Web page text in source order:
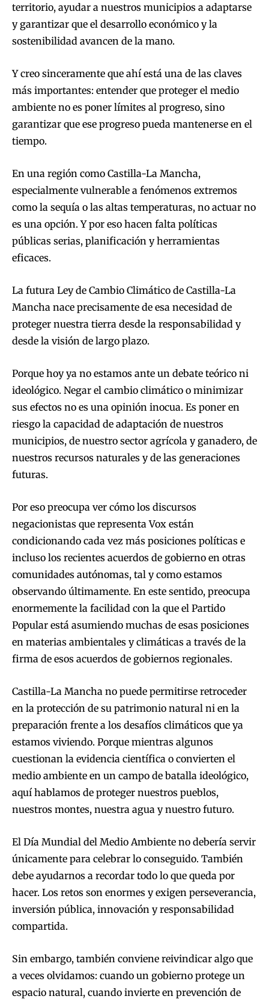
territorio, ayudar a nuestros municipios a adaptarse
y garantizar que el desarrollo económico y la
sostenibilidad avancen de la mano.
Y creo sinceramente que ahí está una de las claves
más importantes: entender que proteger el medio
ambiente no es poner límites al progreso, sino
garantizar que ese progreso pueda mantenerse en el
tiempo.
En una región como Castilla-La Mancha,
especialmente vulnerable a fenómenos extremos
como la sequía o las altas temperaturas, no actuar no
es una opción. Y por eso hacen falta políticas
públicas serias, planificación y herramientas
eficaces.
La futura Ley de Cambio Climático de Castilla-La
Mancha nace precisamente de esa necesidad de
proteger nuestra tierra desde la responsabilidad y
desde la visión de largo plazo.
Porque hoy ya no estamos ante un debate teórico ni
ideológico. Negar el cambio climático o minimizar
sus efectos no es una opinión inocua. Es poner en
riesgo la capacidad de adaptación de nuestros
municipios, de nuestro sector agrícola y ganadero, de
nuestros recursos naturales y de las generaciones
futuras.
Por eso preocupa ver cómo los discursos
negacionistas que representa Vox están
condicionando cada vez más posiciones políticas e
incluso los recientes acuerdos de gobierno en otras
comunidades autónomas, tal y como estamos
observando últimamente. En este sentido, preocupa
enormemente la facilidad con la que el Partido
Popular está asumiendo muchas de esas posiciones
en materias ambientales y climáticas a través de la
firma de esos acuerdos de gobiernos regionales.
Castilla-La Mancha no puede permitirse retroceder
en la protección de su patrimonio natural ni en la
preparación frente a los desafíos climáticos que ya
estamos viviendo. Porque mientras algunos
cuestionan la evidencia científica o convierten el
medio ambiente en un campo de batalla ideológico,
aquí hablamos de proteger nuestros pueblos,
nuestros montes, nuestra agua y nuestro futuro.
El Día Mundial del Medio Ambiente no debería servir
únicamente para celebrar lo conseguido. También
debe ayudarnos a recordar todo lo que queda por
hacer. Los retos son enormes y exigen perseverancia,
inversión pública, innovación y responsabilidad
compartida.
Sin embargo, también conviene reivindicar algo que
a veces olvidamos: cuando un gobierno protege un
espacio natural, cuando invierte en prevención de